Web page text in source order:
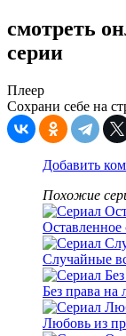
смотреть
серии
Плеер
Сохрани себе на
Добавить
Похожие
Оставленное
Случайные
Без права на
Любовь из